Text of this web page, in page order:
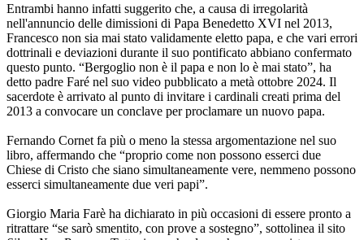
Entrambi hanno infatti suggerito che, a causa di irregolarità
nell'annuncio delle dimissioni di Papa Benedetto XVI nel 2013,
Francesco non sia mai stato validamente eletto papa, e che vari errori
dottrinali e deviazioni durante il suo pontificato abbiano confermato
questo punto. “Bergoglio non è il papa e non lo è mai stato”, ha
detto padre Faré nel suo video pubblicato a metà ottobre 2024. Il
sacerdote è arrivato al punto di invitare i cardinali creati prima del
2013 a convocare un conclave per proclamare un nuovo papa.
Fernando Cornet fa più o meno la stessa argomentazione nel suo
libro, affermando che “proprio come non possono esserci due
Chiese di Cristo che siano simultaneamente vere, nemmeno possono
esserci simultaneamente due veri papi”.
Giorgio Maria Farè ha dichiarato in più occasioni di essere pronto a
ritrattare “se sarò smentito, con prove a sostegno”, sottolinea il sito